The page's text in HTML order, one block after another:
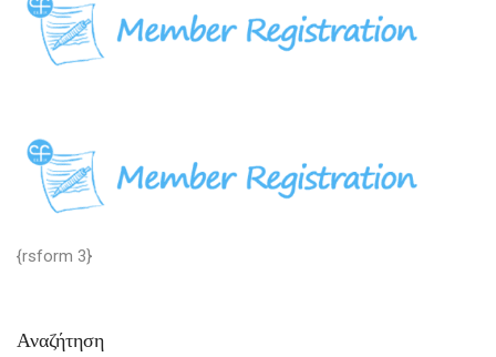
{rsform 3}
Αναζήτηση